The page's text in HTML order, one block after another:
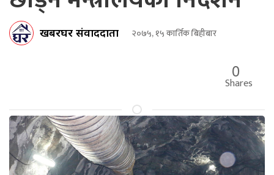
खबरघर संवाददाता २०७५, १५ कार्तिक बिहीबार
0
Shares